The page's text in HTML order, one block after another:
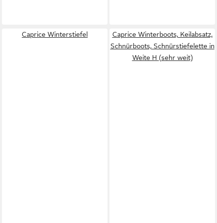
Caprice Winterstiefel
Caprice Winterboots, Keilabsatz,
Schnürboots, Schnürstiefelette in
Weite H (sehr weit)